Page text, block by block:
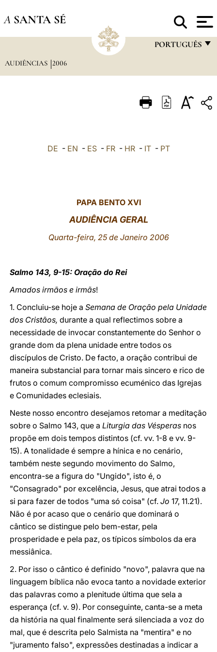
A SANTA SÉ
PORTUGUÊS
ITALIANO
LATINE
AUDIÊNCIAS 2006
DE - EN - ES- FR- HR- IT- PT
PAPA BENTO XVI
AUDIÊNCIA GERAL
Quarta-feira, 25 de Janeiro 2006
Salmo 143, 9-15: Oração do Rei
Amados irmãos e irmãs!
1. Concluiu-se hoje a Semana de Oração pela Unidade
dos Cristãos, durante a qual reflectimos sobre a
necessidade de invocar constantemente do Senhor o
grande dom da plena unidade entre todos os
discípulos de Cristo. De facto, a oração contribui de
maneira substancial para tornar mais sincero e rico de
frutos o comum compromisso ecuménico das Igrejas
e Comunidades eclesiais.
Neste nosso encontro desejamos retomar a meditação
sobre o Salmo 143, que a Liturgia das Vésperas nos
propõe em dois tempos distintos (cf. vv. 1-8 e vv. 9-
15). A tonalidade é sempre a hínica e no cenário,
também neste segundo movimento do Salmo,
encontra-se a figura do "Ungido", isto é, o
"Consagrado" por excelência, Jesus, que atrai todos a
si para fazer de todos "uma só coisa" (cf. Jo 17, 11.21).
Não é por acaso que o cenário que dominará o
cântico se distingue pelo bem-estar, pela
prosperidade e pela paz, os típicos símbolos da era
messiânica.
2. Por isso o cântico é definido "novo", palavra que na
linguagem bíblica não evoca tanto a novidade exterior
das palavras como a plenitude última que sela a
esperança (cf. v. 9). Por conseguinte, canta-se a meta
da história na qual finalmente será silenciada a voz do
mal, que é descrita pelo Salmista na "mentira" e no
"juramento falso", expressões destinadas a indicar a